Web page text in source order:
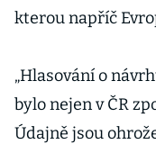
kterou napříč
„Hlasování o
bylo nejen v ČR
Údajně jsou